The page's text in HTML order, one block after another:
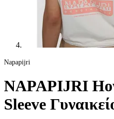
Napapijri
NAPAPIJRI
Sleeve